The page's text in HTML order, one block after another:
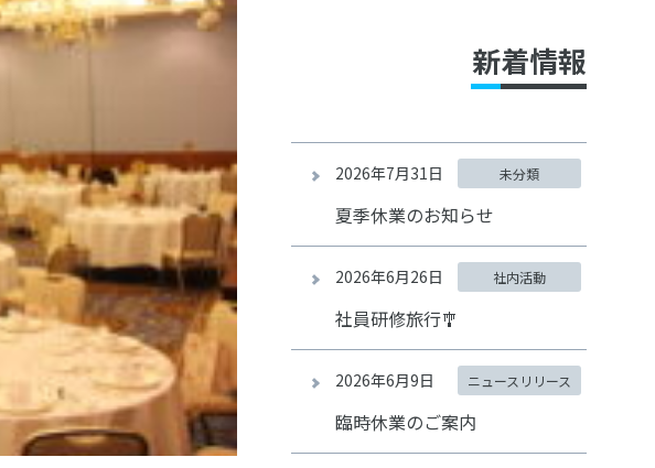
新着情報
2026年7月31日 未分類
夏季休業のお知らせ
2026年6月26日 社内活動
社員研修旅行🎐
2026年6月9日 ニュースリリース
臨時休業のご案内